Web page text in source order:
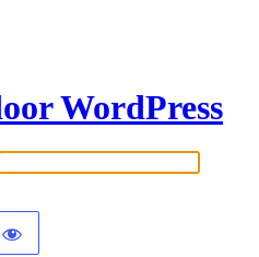
WordPress